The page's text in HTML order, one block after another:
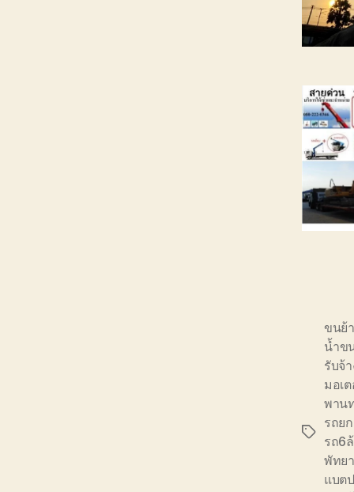
Tags
ขนย้
น้ำข
รับจ้
มอเ
พาน
รถย
รถ6
พัทย
แบต